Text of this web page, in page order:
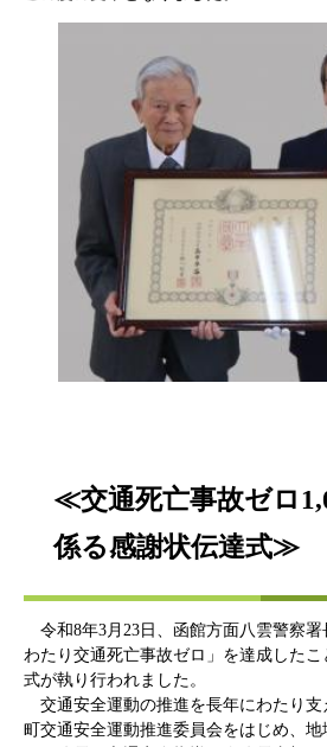
≪交通死亡事故ゼロ
係る感謝状伝達式≫
令和8年3月23日、函館方面八雲警察署
わたり交通死亡事故ゼロ」を達成した
式が執り行われました。
交通安全運動の推進を長年にわたり支
町交通安全運動推進委員会をはじめ、